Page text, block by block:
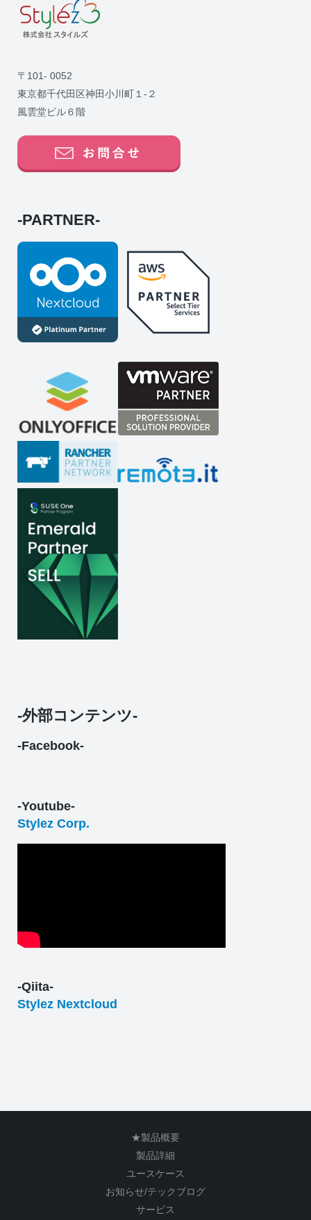
〒101- 0052
東京都千代田区神田小川町１-２
風雲堂ビル６階
-PARTNER-
-外部コンテンツ-
-Facebook-
-Youtube-
Stylez Corp.
-Qiita-
Stylez Nextcloud
★製品概要
製品詳細
ユースケース
お知らせ/テックブログ
サービス